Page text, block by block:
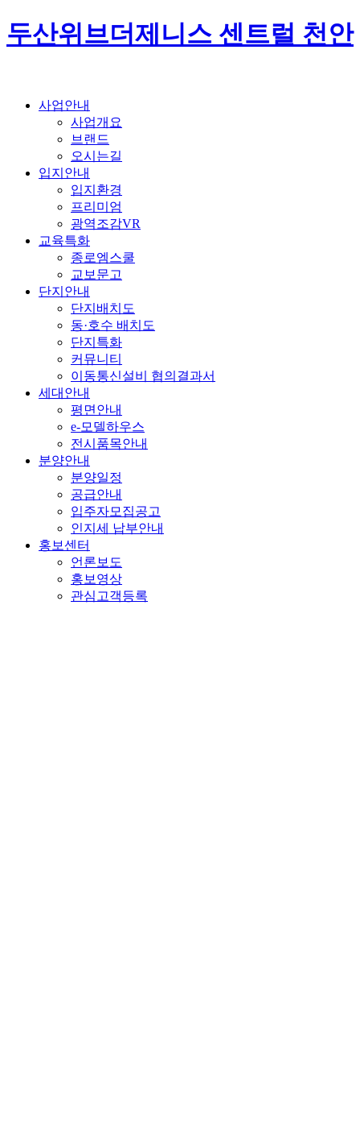
두산위브더제니스 센트럴 천안
사업안내
사업개요
브랜드
오시는길
입지안내
입지환경
프리미엄
광역조감VR
교육특화
종로엠스쿨
교보문고
단지안내
단지배치도
동·호수 배치도
단지특화
커뮤니티
이동통신설비 협의결과서
세대안내
평면안내
e-모델하우스
전시품목안내
분양안내
분양일정
공급안내
입주자모집공고
인지세 납부안내
홍보센터
언론보도
홍보영상
관심고객등록